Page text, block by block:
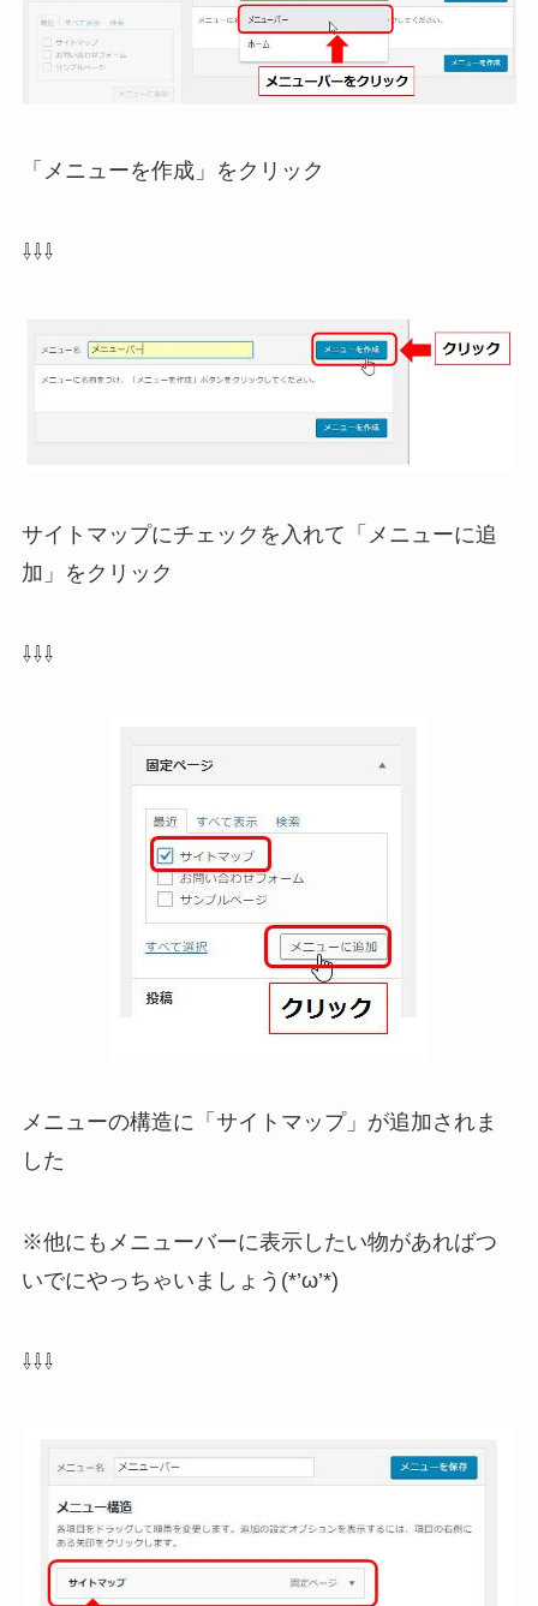
「メニューを作成」をクリック
⇩⇩⇩
サイトマップにチェックを入れて「メニューに追
加」をクリック
⇩⇩⇩
メニューの構造に「サイトマップ」が追加されま
した
※他にもメニューバーに表示したい物があればつ
いでにやっちゃいましょう(*’ω’*)
⇩⇩⇩